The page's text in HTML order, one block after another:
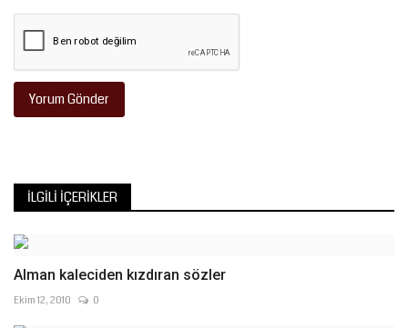
Yorum Gönder
İLGILI İÇERIKLER
Alman kaleciden kızdıran sözler
Ekim 12, 2010 0